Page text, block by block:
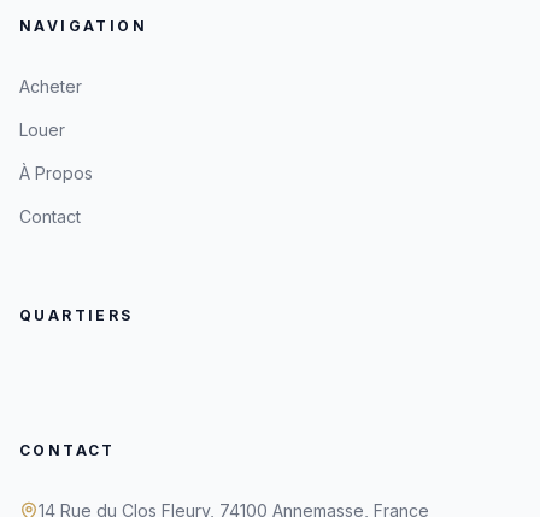
NAVIGATION
Acheter
Louer
À Propos
Contact
QUARTIERS
CONTACT
14 Rue du Clos Fleury, 74100 Annemasse, France